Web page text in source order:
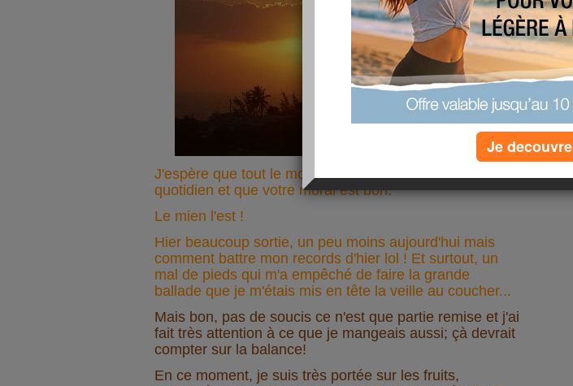
J'espère que tout le monde va bien malgré les soucis du
quotidien et que votre moral est bon.
Le mien l'est !
Hier beaucoup sortie, un peu moins aujourd'hui mais
comment battre mon records d'hier lol ! Et surtout, un
mal de pieds qui m'a empêché de faire la grande
ballade que je m'étais mis en tête la veille au coucher...
Mais bon, pas de soucis ce n'est que partie remise et j'ai
fait très attention à ce que je mangeais aussi; çà devrait
compter sur la balance!
En ce moment, je suis très portée sur les fruits,
Je decouvre